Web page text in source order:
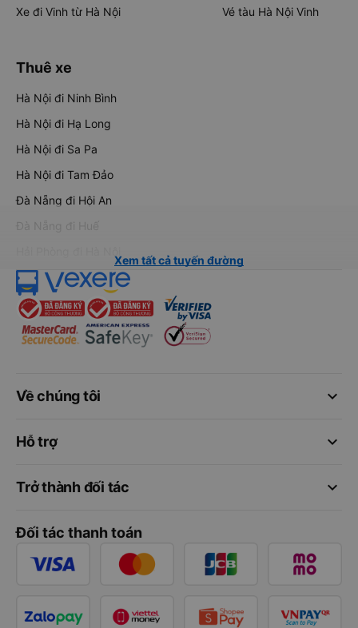
Xe đi Vinh từ Hà Nội
Vé tàu Hà Nội Vinh
Thuê xe
Hà Nội đi Ninh Bình
Hà Nội đi Hạ Long
Hà Nội đi Sa Pa
Hà Nội đi Tam Đảo
Đà Nẵng đi Hội An
Đà Nẵng đi Huế
Xem tất cả tuyến đường
keyboard_arrow_down
Về chúng tôi
keyboard_arrow_down
Hỗ trợ
keyboard_arrow_down
Trở thành đối tác
Đối tác thanh toán